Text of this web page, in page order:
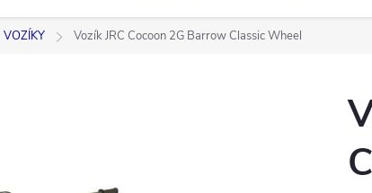
VOZÍKY Vozík JRC Cocoon 2G Barrow Classic Wheel